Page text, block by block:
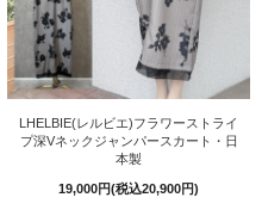
LHELBIE(レルビエ)フラワーストライ
プ深Vネックジャンパースカート・日
本製
19,000円(税込20,900円)